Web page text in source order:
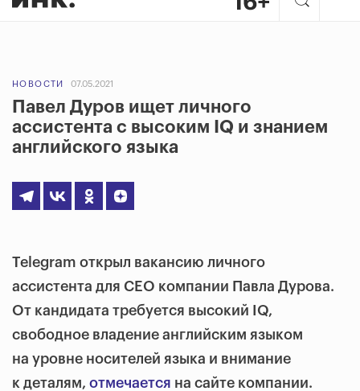
НОВОСТИ 07.05.2021
Павел Дуров ищет личного
ассистента с высоким IQ и знанием
английского языка
Telegram открыл вакансию личного
ассистента для CEO компании Павла Дурова.
От кандидата требуется высокий IQ,
свободное владение английским языком
на уровне носителей языка и внимание
к деталям, отмечается на сайте компании.